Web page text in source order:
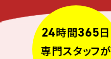
24時間365日
専門スタッフが